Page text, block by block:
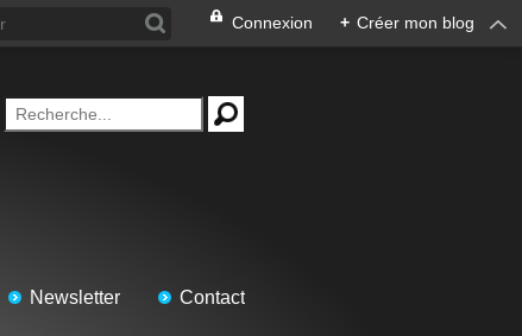
Connexion + Créer mon blog
Newsletter Contact